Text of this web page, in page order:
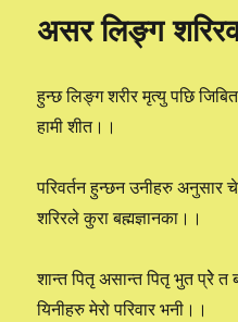
असर लिङ्ग
हुन्छ लिङ्ग शरीर मृत्यु पछि
हामी शीत।।
परिवर्तन हुन्छन उनीहरु अनुसार
शरिरले कुरा बह्मज्ञानका।।
शान्त पितृ असान्त पितृ भुत
यिनीहरु मेरो परिवार भनी।।